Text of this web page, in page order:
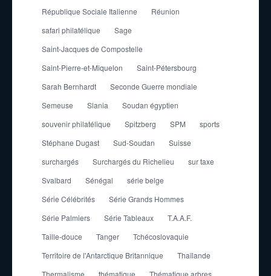
République Sociale Italienne
Réunion
safari philatélique
Sage
Saint-Jacques de Compostelle
Saint-Pierre-et-Miquelon
Saint-Pétersbourg
Sarah Bernhardt
Seconde Guerre mondiale
Semeuse
Slania
Soudan égyptien
souvenir philatélique
Spitzberg SPM
sports
Stéphane Dugast
Sud-Soudan
Suisse
surchargés
Surchargés du Richelieu
sur taxe
Svalbard
Sénégal
série belge
Série Célébrités
Série Grands Hommes
Série Palmiers
Série Tableaux
T.A.A.F.
Taille-douce
Tanger
Tchécoslovaquie
Territoire de l'Antarctique Britannique
Thaïlande
Thermalisme
thématique
Thématique arbres